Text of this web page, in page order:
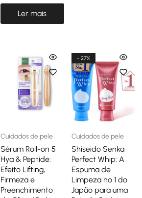
Ler mais
Cuidados de pele
Sérum Roll-on 5
Hya & Peptide:
Efeito Lifting,
Firmeza e
Preenchimento
- 27%
Cuidados de pele
Shiseido Senka
Perfect Whip: A
Espuma de
Limpeza nº 1 do
Japão para uma